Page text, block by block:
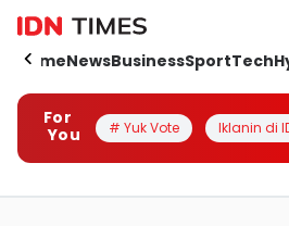
HomeNewsBusinessSportTech
For
You
# Yuk Vote Iklanin di